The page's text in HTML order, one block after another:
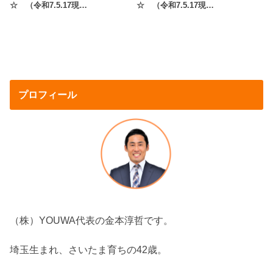
☆ （令和7.5.17現…
☆ （令和7.5.17現…
プロフィール
（株）YOUWA代表の金本淳哲です。
埼玉生まれ、さいたま育ちの42歳。